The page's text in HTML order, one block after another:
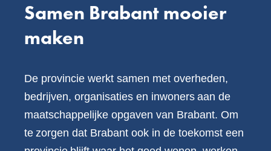
Samen Brabant mooier
maken
De provincie werkt samen met overheden,
bedrijven, organisaties en inwoners aan de
maatschappelijke opgaven van Brabant. Om
te zorgen dat Brabant ook in de toekomst een